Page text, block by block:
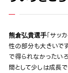
熊倉弘貴選手「サッ
性の部分も大きいで
で得られなかったい
間として少しは成長